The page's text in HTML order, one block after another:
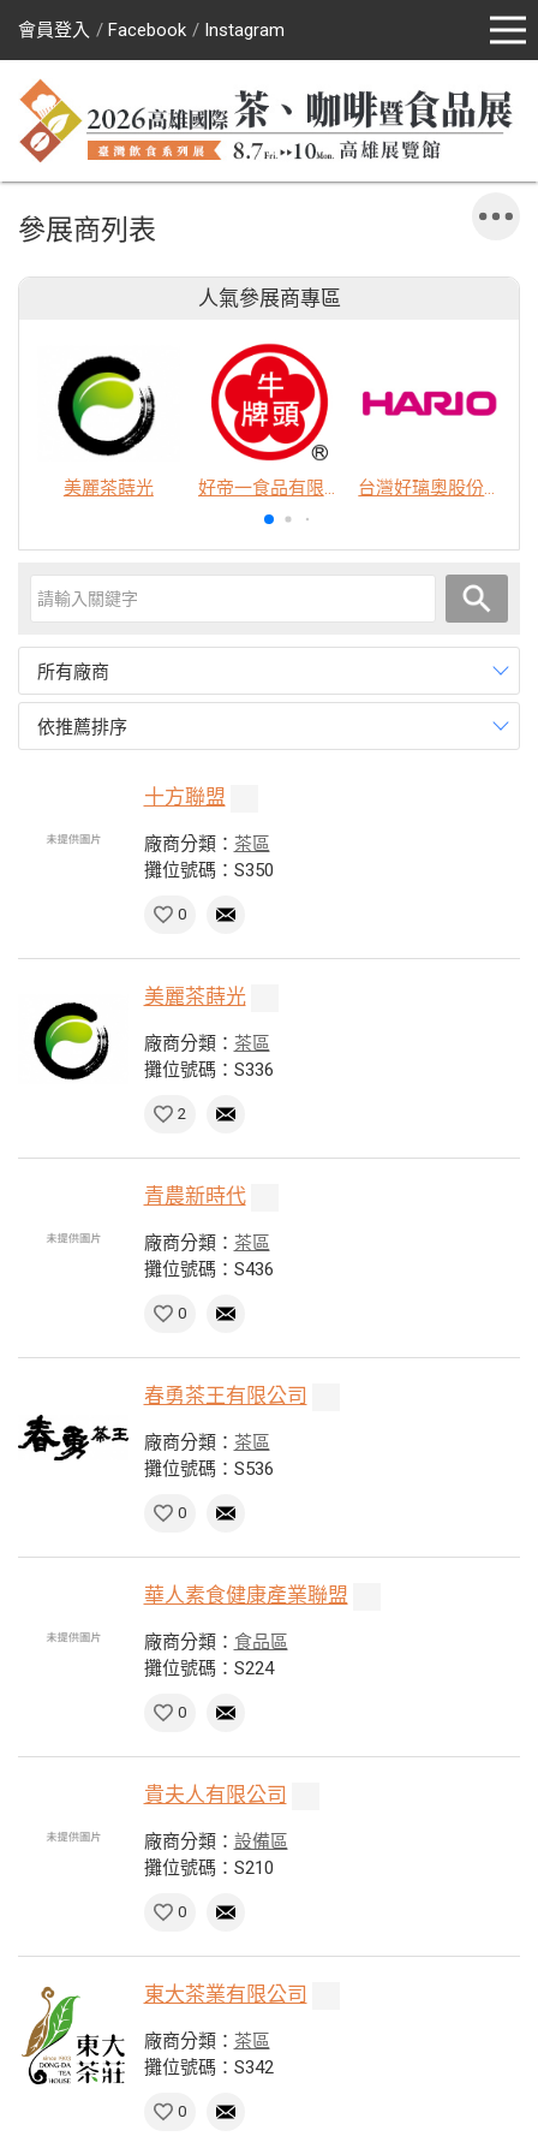
會員登入 Facebook Instagram
參展商列表
人氣參展商專區
美麗茶蒔光 好帝一食品有限公司 台灣好璃奧股份有限公司
所有廠商
依推薦排序
十方聯盟
廠商分類： 茶區
攤位號碼：S350
0
美麗茶蒔光
廠商分類： 茶區
攤位號碼：S336
2
青農新時代
廠商分類： 茶區
攤位號碼：S436
0
春勇茶王有限公司
廠商分類： 茶區
攤位號碼：S536
0
華人素食健康產業聯盟
廠商分類： 食品區
攤位號碼：S224
0
貴夫人有限公司
廠商分類： 設備區
攤位號碼：S210
0
東大茶業有限公司
廠商分類： 茶區
攤位號碼：S342
0